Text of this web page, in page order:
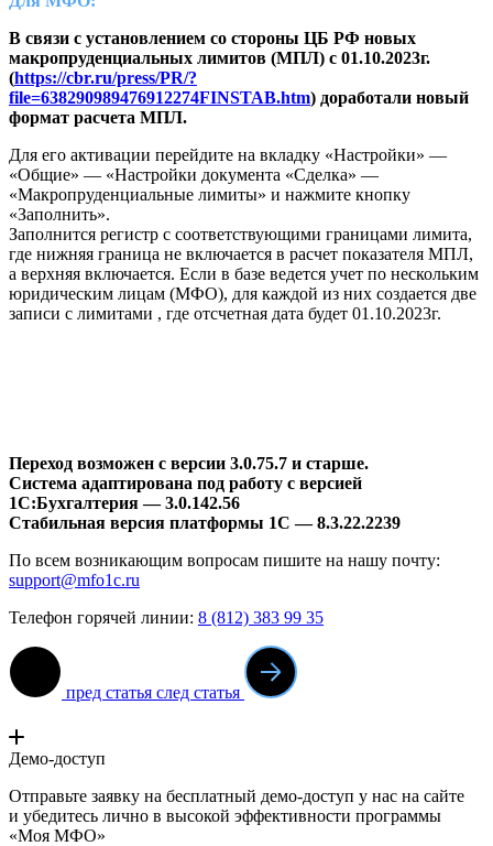
В связи с установлением со стороны ЦБ РФ новых
макропруденциальных лимитов (МПЛ) с 01.10.2023г.
(https://cbr.ru/press/PR/?
file=638290989476912274FINSTAB.htm) доработали новый
формат расчета МПЛ.
Для его активации перейдите на вкладку «Настройки» —
«Общие» — «Настройки документа «Сделка» —
«Макропруденциальные лимиты» и нажмите кнопку
«Заполнить».
Заполнится регистр с соответствующими границами лимита,
где нижняя граница не включается в расчет показателя МПЛ,
а верхняя включается. Если в базе ведется учет по нескольким
юридическим лицам (МФО), для каждой из них создается две
записи с лимитами , где отсчетная дата будет 01.10.2023г.
Переход возможен с версии 3.0.75.7 и старше.
Система адаптирована под работу с версией
1С:Бухгалтерия — 3.0.142.56
Стабильная версия платформы 1С — 8.3.22.2239
По всем возникающим вопросам пишите на нашу почту:
support@mfo1c.ru
Телефон горячей линии: 8 (812) 383 99 35
пред статья след статья
Демо-доступ
Отправьте заявку на бесплатный демо-доступ у нас на сайте
и убедитесь лично в высокой эффективности программы
«Моя МФО»